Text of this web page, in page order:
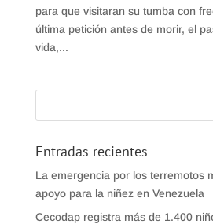
para que visitaran su tumba con
última petición antes de morir, el
vida,...
Entradas recientes
La emergencia por los terremotos
apoyo para la niñez en Venezuela
Cecodap registra más de 1.400